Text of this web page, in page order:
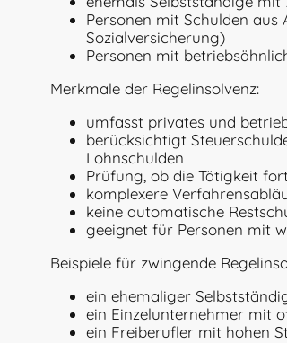
Personen mit Schulden aus
Sozialversicherung)
Personen mit
Merkmale der Regelinsolvenz:
umfasst privates und
berücksichtigt
Lohnschulden
Prüfung, ob die Tätigkeit
komplexere
keine automatische
geeignet für Personen mit
Beispiele für zwingende
ein ehemaliger
ein Einzelunternehmer mit
ein Freiberufler mit hohen